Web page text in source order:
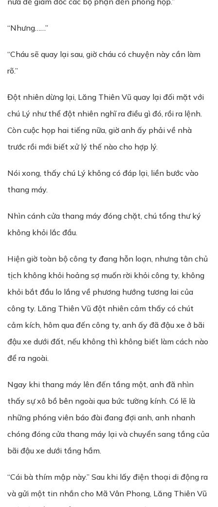
“Nhưng……”
“Cháu sẽ quay lại sau, giờ cháu có chuyện này cần làm
rõ.”
Đột nhiên dừng lại, Lăng Thiên Vũ quay lại đối mặt với
chú Lý như thể đột nhiên nghĩ ra điều gì đó, rồi ra lệnh.
Còn cuộc họp hai tiếng nữa, giờ anh ấy phải về nhà
trước rồi mới biết xử lý thế nào cho hợp lý.
Nói xong, thấy chú Lý không có đáp lại, liền bước vào
thang máy.
Nhìn cánh cửa thang máy đóng chặt, chú tổng thư ký
không khỏi lắc đầu.
Hiện giờ toàn bộ công ty đang hỗn loạn, nhưng tân chủ
tịch không khỏi hoảng sợ muốn rời khỏi công ty, không
khỏi bắt đầu lo lắng về phương hướng tương lai của
công ty. Lăng Thiên Vũ đột nhiên cảm thấy có chút
cảm kích, hôm qua đến công ty, anh ấy đã đậu xe ở bãi
đậu xe dưới đất, nếu không thì không biết làm cách nào
để ra ngoài.
Ngay khi thang máy lên đến tầng một, anh đã nhìn
thấy sự xô bồ bên ngoài qua bức tường kính. Có lẽ là
những phóng viên báo đài đang đợi anh, anh nhanh
chóng đóng cửa thang máy lại và chuyển sang tầng của
bãi đậu xe dưới tầng hầm.
“Cái bà thím mập này.” Sau khi lấy điện thoại di động ra
và gửi một tin nhắn cho Mã Vân Phong, Lăng Thiên Vũ